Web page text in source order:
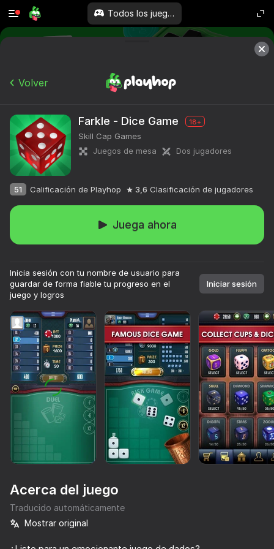
Todos los juegos
Todos gratis. Todos tuyos.
76
74
Volver
Farkle - Dice Game 18+
Skill Cap Games
Juegos de mesa
Dos jugadores
51 Calificación de Playhop 3,6 Clasificación de jugadores
Juega ahora
Inicia sesión con tu nombre de usuario para
guardar de forma fiable tu progreso en el
juego y logros
Iniciar sesión
Acerca del juego
Traducido automáticamente
Mostrar original